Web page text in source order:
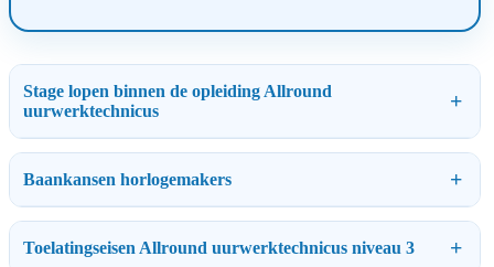
Stage lopen binnen de opleiding Allround
uurwerktechnicus
Baankansen horlogemakers
Toelatingseisen Allround uurwerktechnicus niveau 3